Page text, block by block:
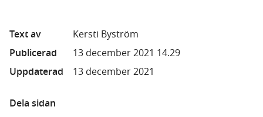
Text av
Kersti Byström
Publicerad
13 december 2021 14.29
Uppdaterad
13 december 2021
Dela sidan